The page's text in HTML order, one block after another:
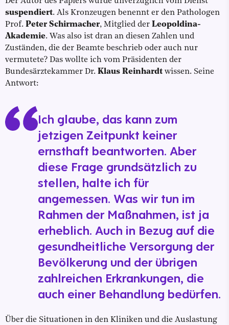
suspendiert. Als Kronzeugen benennt er den Pathologen
Prof. Peter Schirmacher, Mitglied der Leopoldina-
Akademie. Was also ist dran an diesen Zahlen und
Zuständen, die der Beamte beschrieb oder auch nur
vermutete? Das wollte ich vom Präsidenten der
Bundesärztekammer Dr. Klaus Reinhardt wissen. Seine
Antwort:
Ich glaube, das kann zum
jetzigen Zeitpunkt keiner
ernsthaft beantworten. Aber
diese Frage grundsätzlich zu
stellen, halte ich für
angemessen. Was wir tun im
Rahmen der Maßnahmen, ist ja
erheblich. Auch in Bezug auf die
gesundheitliche Versorgung der
Bevölkerung und der übrigen
zahlreichen Erkrankungen, die
auch einer Behandlung bedürfen.
Über die Situationen in den Kliniken und die Auslastung